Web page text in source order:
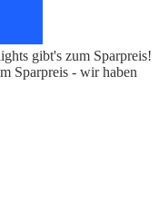
gibt's zum Sparpreis!
Sparpreis - wir haben